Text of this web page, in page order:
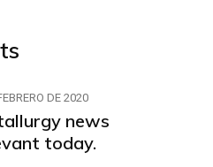
DE 2020
news
today.